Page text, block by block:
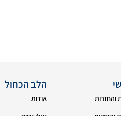
והחזרות
הלב הכחול
אודות